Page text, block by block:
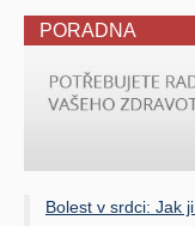
PORADNA
Bolest v srdci: Jak